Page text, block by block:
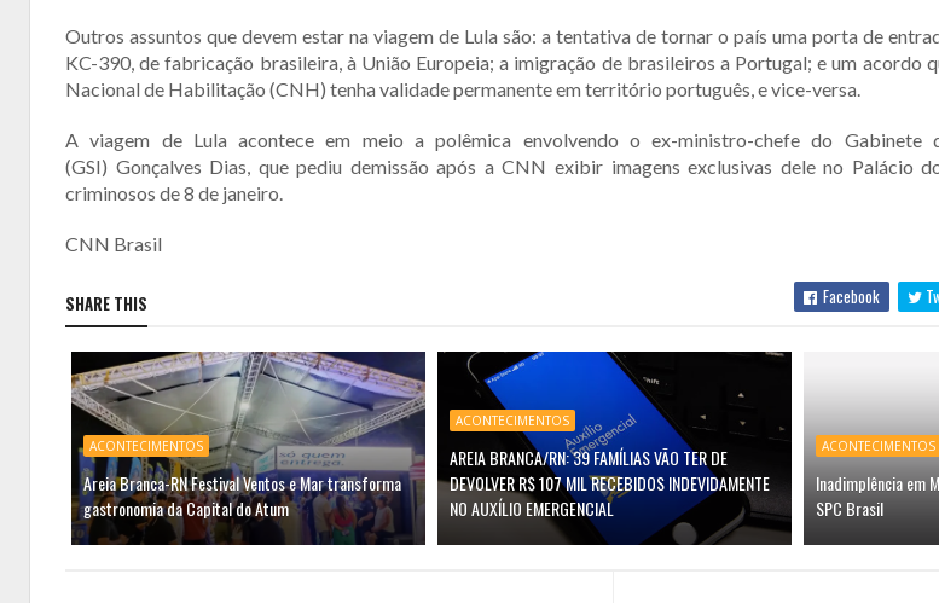
Outros assuntos que devem estar na viagem de Lula são: a tentativa de tornar o país uma porta de
KC-390, de fabricação brasileira, à União Europeia; a imigração de brasileiros a Portugal; e um acordo
Nacional de Habilitação (CNH) tenha validade permanente em território português, e vice-versa.
A viagem de Lula acontece em meio a polêmica envolvendo o ex-ministro-chefe do Gabinete
(GSI) Gonçalves Dias, que pediu demissão após aCNN exibir imagens exclusivas dele no Palácio
criminosos de 8 de janeiro.
CNN Brasil
SHARE THIS Facebook
ACONTECIMENTOS
Areia Branca-RN Festival Ventos e Mar transforma
gastronomia da Capital do Atum
ACONTECIMENTOS
AREIA BRANCA/RN: 39 FAMÍLIAS VÃO TER DE
DEVOLVER R$ 107 MIL RECEBIDOS INDEVIDAMENTE
NO AUXÍLIO EMERGENCIAL
ACONTECIMENTOS
Inadimplência em
SPC Brasil